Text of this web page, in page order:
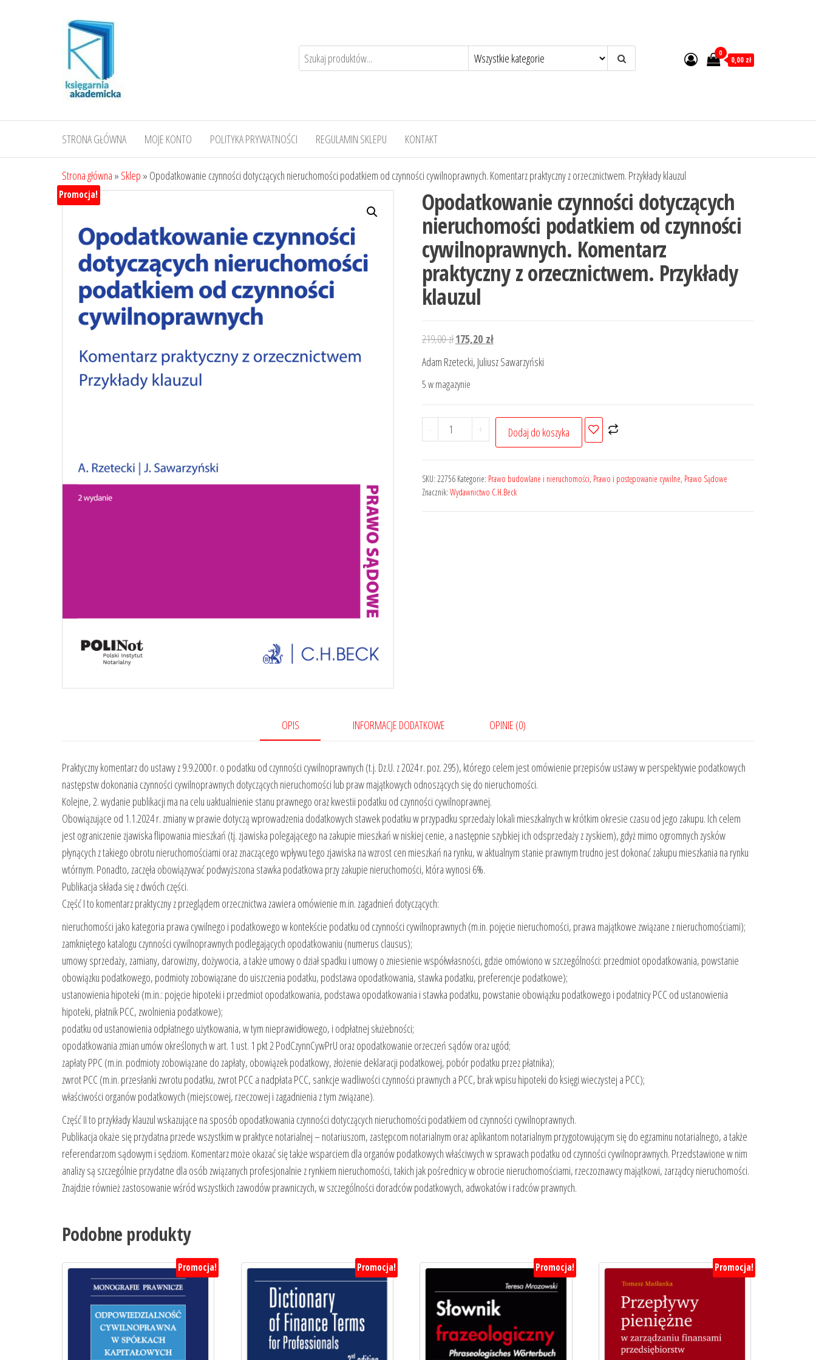
0
0,00 zł
STRONA GŁÓWNA MOJE KONTO POLITYKA PRYWATNOŚCI REGULAMIN SKLEPU KONTAKT
Strona główna » Sklep » Opodatkowanie czynności dotyczących nieruchomości podatkiem od czynności cywilnoprawnych. Komentarz praktyczny z orzecznictwem. Przykłady klauzul
Promocja! Opodatkowanie czynności dotyczących
nieruchomości podatkiem od czynności
cywilnoprawnych. Komentarz
praktyczny z orzecznictwem. Przykłady
klauzul
219,00złPierwotna
cena
wynosiła:
219,00 zł.
175,20 złAktualna
cena
Adam Rzetecki, Juliusz Sawarzyński
5 w magazynie
-
ilość
Opodatkowanie
dotyczących
nieruchomości
+ Dodaj do koszyka
SKU: 22756 Kategorie: Prawo budowlane i nieruchomości, Prawo i postępowanie cywilne, Prawo Sądowe
Znacznik: Wydawnictwo C.H.Beck
OPIS INFORMACJE DODATKOWE OPINIE (0)
Praktyczny komentarz do ustawy z 9.9.2000 r. o podatku od czynności cywilnoprawnych (t.j. Dz.U. z 2024 r. poz. 295), którego celem jest omówienie przepisów ustawy w perspektywie podatkowych
następstw dokonania czynności cywilnoprawnych dotyczących nieruchomości lub praw majątkowych odnoszących się do nieruchomości.
Kolejne, 2. wydanie publikacji ma na celu uaktualnienie stanu prawnego oraz kwestii podatku od czynności cywilnoprawnej.
Obowiązujące od 1.1.2024 r. zmiany w prawie dotyczą wprowadzenia dodatkowych stawek podatku w przypadku sprzedaży lokali mieszkalnych w krótkim okresie czasu od jego zakupu. Ich celem
jest ograniczenie zjawiska flipowania mieszkań (tj. zjawiska polegającego na zakupie mieszkań w niskiej cenie, a następnie szybkiej ich odsprzedaży z zyskiem), gdyż mimo ogromnych zysków
płynących z takiego obrotu nieruchomościami oraz znaczącego wpływu tego zjawiska na wzrost cen mieszkań na rynku, w aktualnym stanie prawnym trudno jest dokonać zakupu mieszkania na rynku
wtórnym. Ponadto, zaczęła obowiązywać podwyższona stawka podatkowa przy zakupie nieruchomości, która wynosi 6%.
Publikacja składa się z dwóch części.
Część I to komentarz praktyczny z przeglądem orzecznictwa zawiera omówienie m.in. zagadnień dotyczących:
nieruchomości jako kategoria prawa cywilnego i podatkowego w kontekście podatku od czynności cywilnoprawnych (m.in. pojęcie nieruchomości, prawa majątkowe związane z nieruchomościami);
zamkniętego katalogu czynności cywilnoprawnych podlegających opodatkowaniu (numerus clausus);
umowy sprzedaży, zamiany, darowizny, dożywocia, a także umowy o dział spadku i umowy o zniesienie współwłasności, gdzie omówiono w szczególności: przedmiot opodatkowania, powstanie
obowiązku podatkowego, podmioty zobowiązane do uiszczenia podatku, podstawa opodatkowania, stawka podatku, preferencje podatkowe);
ustanowienia hipoteki (m.in.: pojęcie hipoteki i przedmiot opodatkowania, podstawa opodatkowania i stawka podatku, powstanie obowiązku podatkowego i podatnicy PCC od ustanowienia
hipoteki, płatnik PCC, zwolnienia podatkowe);
podatku od ustanowienia odpłatnego użytkowania, w tym nieprawidłowego, i odpłatnej służebności;
opodatkowania zmian umów określonych w art. 1 ust. 1 pkt 2 PodCzynnCywPrU oraz opodatkowanie orzeczeń sądów oraz ugód;
zapłaty PPC (m.in. podmioty zobowiązane do zapłaty, obowiązek podatkowy, złożenie deklaracji podatkowej, pobór podatku przez płatnika);
zwrot PCC (m.in. przesłanki zwrotu podatku, zwrot PCC a nadpłata PCC, sankcje wadliwości czynności prawnych a PCC, brak wpisu hipoteki do księgi wieczystej a PCC);
właściwości organów podatkowych (miejscowej, rzeczowej i zagadnienia z tym związane).
Część II to przykłady klauzul wskazujące na sposób opodatkowania czynności dotyczących nieruchomości podatkiem od czynności cywilnoprawnych.
Publikacja okaże się przydatna przede wszystkim w praktyce notarialnej – notariuszom, zastępcom notarialnym oraz aplikantom notarialnym przygotowującym się do egzaminu notarialnego, a także
referendarzom sądowym i sędziom. Komentarz może okazać się także wsparciem dla organów podatkowych właściwych w sprawach podatku od czynności cywilnoprawnych. Przedstawione w nim
analizy są szczególnie przydatne dla osób związanych profesjonalnie z rynkiem nieruchomości, takich jak pośrednicy w obrocie nieruchomościami, rzeczoznawcy majątkowi, zarządcy nieruchomości.
Znajdzie również zastosowanie wśród wszystkich zawodów prawniczych, w szczególności doradców podatkowych, adwokatów i radców prawnych.
Podobne produkty
Promocja! Promocja! Promocja! Promocja!